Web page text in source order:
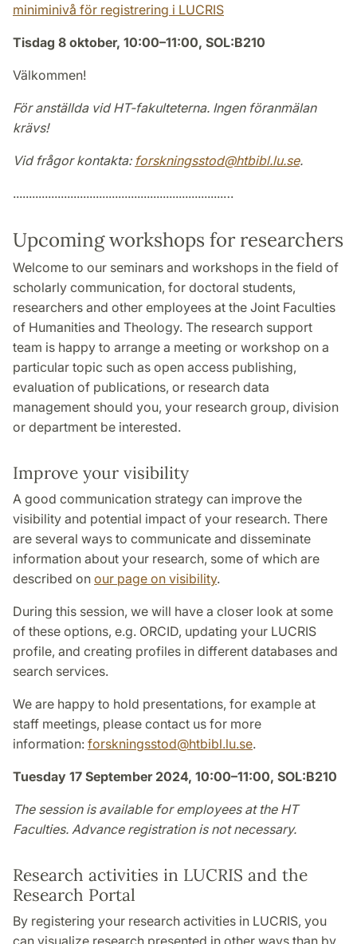
miniminivå för registrering i LUCRIS
Tisdag 8 oktober, 10:00–11:00, SOL:B210
Välkommen!
För anställda vid HT-fakulteterna. Ingen föranmälan
krävs!
Vid frågor kontakta: forskningsstod@htbibl.lu.se.
..................................................................…
Upcoming workshops for researchers
Welcome to our seminars and workshops in the field of
scholarly communication, for doctoral students,
researchers and other employees at the Joint Faculties
of Humanities and Theology. The research support
team is happy to arrange a meeting or workshop on a
particular topic such as open access publishing,
evaluation of publications, or research data
management should you, your research group, division
or department be interested.
Improve your visibility
A good communication strategy can improve the
visibility and potential impact of your research. There
are several ways to communicate and disseminate
information about your research, some of which are
described on our page on visibility.
During this session, we will have a closer look at some
of these options, e.g. ORCID, updating your LUCRIS
profile, and creating profiles in different databases and
search services.
We are happy to hold presentations, for example at
staff meetings, please contact us for more
information: forskningsstod@htbibl.lu.se.
Tuesday 17 September 2024, 10:00–11:00, SOL:B210
The session is available for employees at the HT
Faculties. Advance registration is not necessary.
Research activities in LUCRIS and the
Research Portal
By registering your research activities in LUCRIS, you
can visualize research presented in other ways than by